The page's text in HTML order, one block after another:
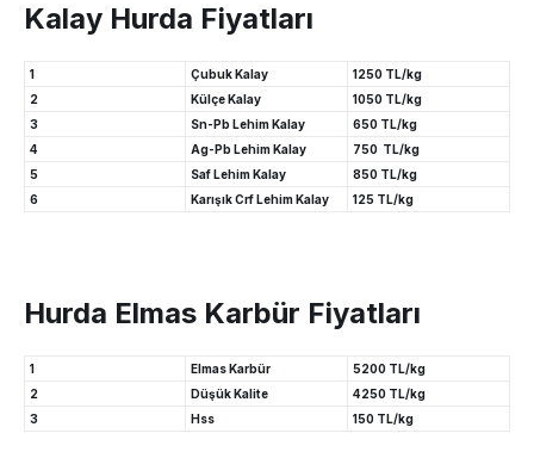
Kalay Hurda Fiyatları
1 Çubuk Kalay
1250 TL/kg
2
Külçe Kalay
1050 TL/kg
3
Sn-Pb Lehim Kalay
650 TL/kg
4
Ag-Pb Lehim Kalay
750 TL/kg
5
Saf Lehim Kalay
850 TL/kg
6
Karışık Crf Lehim Kalay 125 TL/kg
Hurda Elmas Karbür Fiyatları
1 Elmas Karbür
5200 TL/kg
2
Düşük Kalite
4250 TL/kg
3
Hss 150 TL/kg